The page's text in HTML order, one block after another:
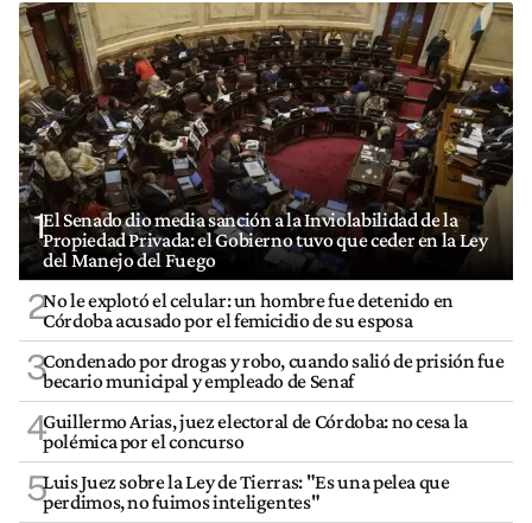
1El Senado dio media sanción a la Inviolabilidad de la
Propiedad Privada: el Gobierno tuvo que ceder en la Ley
del Manejo del Fuego
2No le explotó el celular: un hombre fue detenido en
Córdoba acusado por el femicidio de su esposa
3Condenado por drogas y robo, cuando salió de prisión fue
becario municipal y empleado de Senaf
4Guillermo Arias, juez electoral de Córdoba: no cesa la
polémica por el concurso
5Luis Juez sobre la Ley de Tierras: "Es una pelea que
perdimos, no fuimos inteligentes"